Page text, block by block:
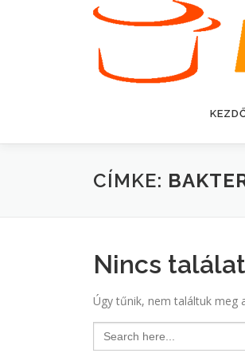
CÍMKE:
Nincs találat
Úgy tűnik, nem találtuk meg
Search
for: